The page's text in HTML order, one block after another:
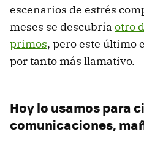
escenarios de estrés
meses se descubría otro
primos, pero este último
por tanto más llamativo.
Hoy lo usamos para
comunicaciones,